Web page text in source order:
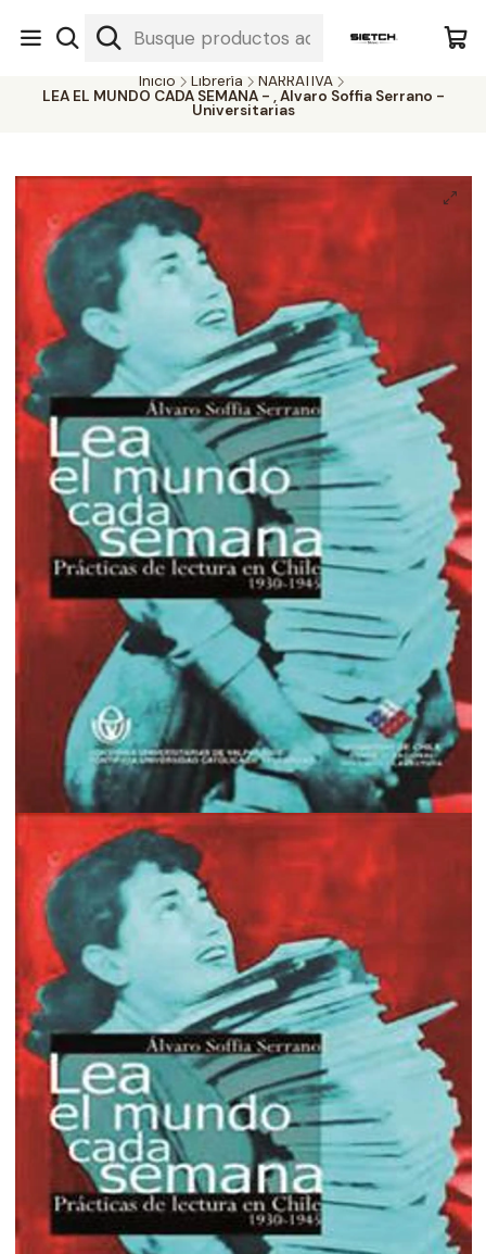
Nuestra librería - Serrano 317 local 3 - Limache.
#SomospartedelSietch
Inicio Librería
NARRATIVA
LEA EL MUNDO CADA SEMANA - , Alvaro Soffia Serrano -
Universitarias